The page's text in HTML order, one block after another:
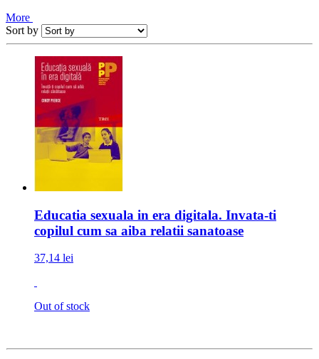
More
Sort by
Educatia sexuala in era digitala. Invata-ti
copilul cum sa aiba relatii sanatoase
37,14 lei
Out of stock